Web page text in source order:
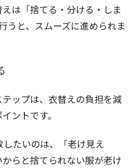
は 「捨てる・分ける・しま
うと、スムーズに進められま
ップは、衣替えの負担を減
ントです。
したいのは、「老け見え
らと捨てられない服が老け